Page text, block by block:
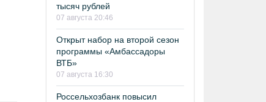
тысяч рублей
07 августа 20:46
Открыт набор на второй сезон
программы «Амбассадоры
ВТБ»
07 августа 16:30
Россельхозбанк повысил